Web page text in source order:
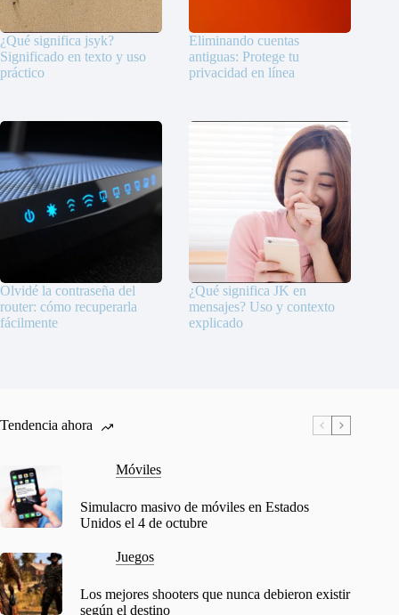
¿Qué significa jsyk?
Significado en texto y uso
práctico
Eliminando cuentas
antiguas: Protege tu
privacidad en línea
Olvidé la contraseña del
router: cómo recuperarla
fácilmente
¿Qué significa JK en
mensajes? Uso y contexto
explicado
Tendencia ahora
Móviles
Simulacro masivo de móviles en Estados
Unidos el 4 de octubre
Juegos
Los mejores shooters que nunca debieron existir
según el destino